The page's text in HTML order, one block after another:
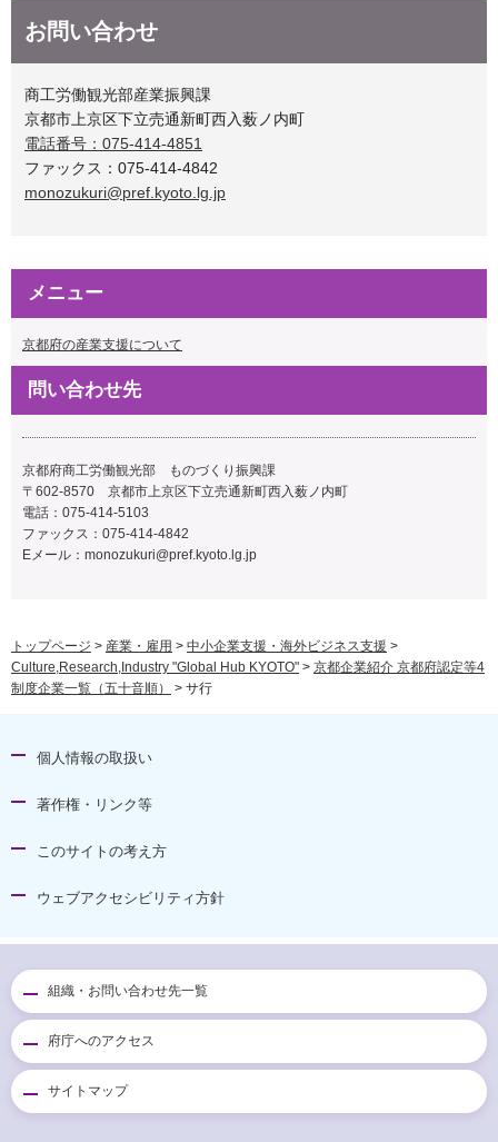
お問い合わせ
商工労働観光部産業振興課
京都市上京区下立売通新町西入薮ノ内町
電話番号：075-414-4851
ファックス：075-414-4842
monozukuri@pref.kyoto.lg.jp
メニュー
京都府の産業支援について
問い合わせ先
京都府商工労働観光部 ものづくり振興課
〒602-8570 京都市上京区下立売通新町西入薮ノ内町
電話：075-414-5103
ファックス：075-414-4842
Eメール： monozukuri@pref.kyoto.lg.jp
トップページ > 産業・雇用 > 中小企業支援・海外ビジネス支援 >
Culture,Research,Industry "Global Hub KYOTO" > 京都企業紹介 京都府認定等4
制度企業一覧（五十音順）
> サ行
個人情報の取扱い
著作権・リンク等
このサイトの考え方
ウェブアクセシビリティ方針
組織・お問い合わせ先一覧
府庁へのアクセス
サイトマップ